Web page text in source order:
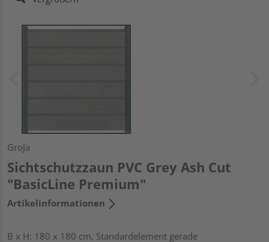
GroJa
Sichtschutzzaun PVC Grey Ash Cut
"BasicLine Premium"
Artikelinformationen
B x H: 180 x 180 cm, Standardelement gerade